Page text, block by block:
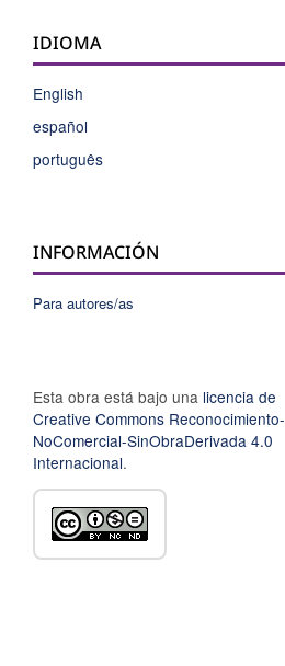
IDIOMA
English
español
português
INFORMACIÓN
Para autores/as
Esta obra está bajo una licencia de
Creative Commons Reconocimiento-
NoComercial-SinObraDerivada 4.0
Internacional.